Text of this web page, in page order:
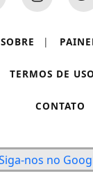
SOBRE |
TERMOS DE
CONTATO